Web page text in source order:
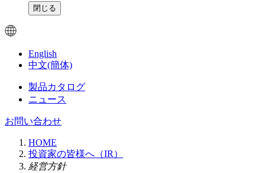
閉じる
English
中文(簡体)
製品カタログ
ニュース
お問い合わせ
HOME
投資家の皆様へ（IR）
経営方針